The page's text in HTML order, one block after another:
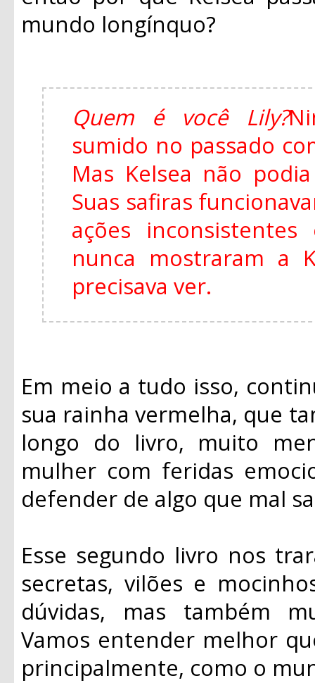
mundo longínquo?
Quem é você Lily?
sumido no passado
Mas Kelsea não
Suas safiras
ações inconsistentes
nunca mostraram a
precisava ver.
Em meio a tudo isso,
sua rainha vermelha, que
longo do livro, muito
mulher com feridas
defender de algo que mal
Esse segundo livro nos
secretas, vilões e
dúvidas, mas também
Vamos entender melhor
principalmente, como o